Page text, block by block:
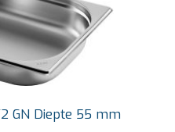
GN Diepte 55 mm